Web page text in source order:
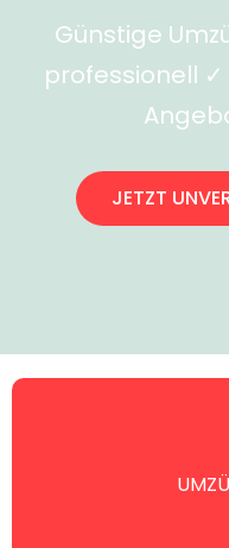
Günstige
professionell
JETZT